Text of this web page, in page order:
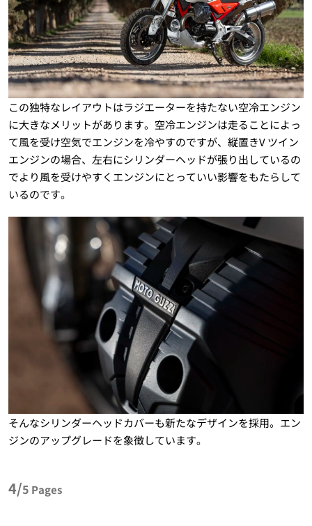
この独特なレイアウトはラジエーターを持たない空冷エンジン
に大きなメリットがあります。空冷エンジンは走ることによっ
て風を受け空気でエンジンを冷やすのですが、縦置きV ツイン
エンジンの場合、左右にシリンダーヘッドが張り出しているの
でより風を受けやすくエンジンにとっていい影響をもたらして
いるのです。
そんなシリンダーヘッドカバーも新たなデザインを採用。エン
ジンのアップグレードを象徴しています。
4/5 Pages